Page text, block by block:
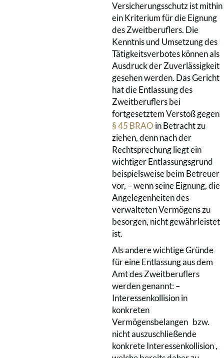
Versicherungsschutz ist mithin
ein Kriterium für die Eignung
des Zweitberuflers. Die
Kenntnis und Umsetzung des
Tätigkeitsverbotes können als
Ausdruck der Zuverlässigkeit
gesehen werden. Das Gericht
hat die Entlassung des
Zweitberuflers bei
fortgesetztem Verstoß gegen
§ 45 BRAO in Betracht zu
ziehen, denn nach der
Rechtsprechung liegt ein
wichtiger Entlassungsgrund
beispielsweise beim Betreuer
vor, – wenn seine Eignung, die
Angelegenheiten des
verwalteten Vermögens zu
besorgen, nicht gewährleistet
ist.
Als andere wichtige Gründe
für eine Entlassung aus dem
Amt des Zweitberuflers
werden genannt: –
Interessenkollision in
konkreten
Vermögensbelangen bzw.
nicht auszuschließende
konkrete Interessenkollision ,